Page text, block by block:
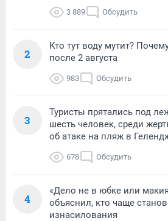
3 889 Обсудить
2
Кто тут воду мутит?
после 2 августа
983 Обсудить
3
Туристы прятались под
шесть человек, среди
об атаке на пляж в
678 Обсудить
4
«Дело не в юбке или
объяснил, кто чаще
изнасилования